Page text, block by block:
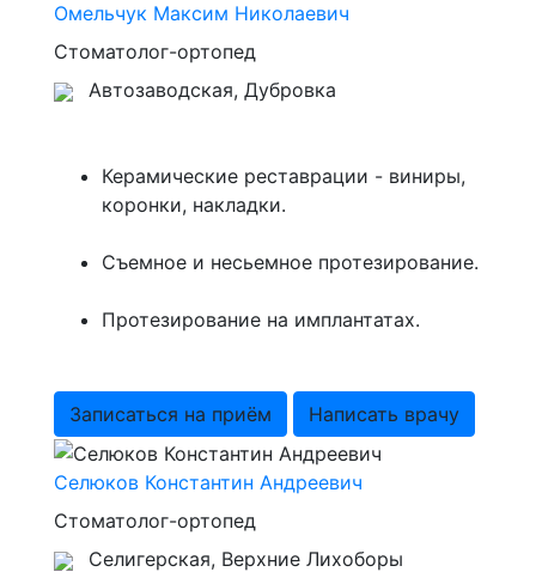
Омельчук Максим Николаевич
Стоматолог-ортопед
Автозаводская, Дубровка
Керамические реставрации - виниры,
коронки, накладки.
Съемное и несьемное протезирование.
Протезирование на имплантатах.
Записаться на приём Написать врачу
Селюков Константин Андреевич
Стоматолог-ортопед
Селигерская, Верхние Лихоборы